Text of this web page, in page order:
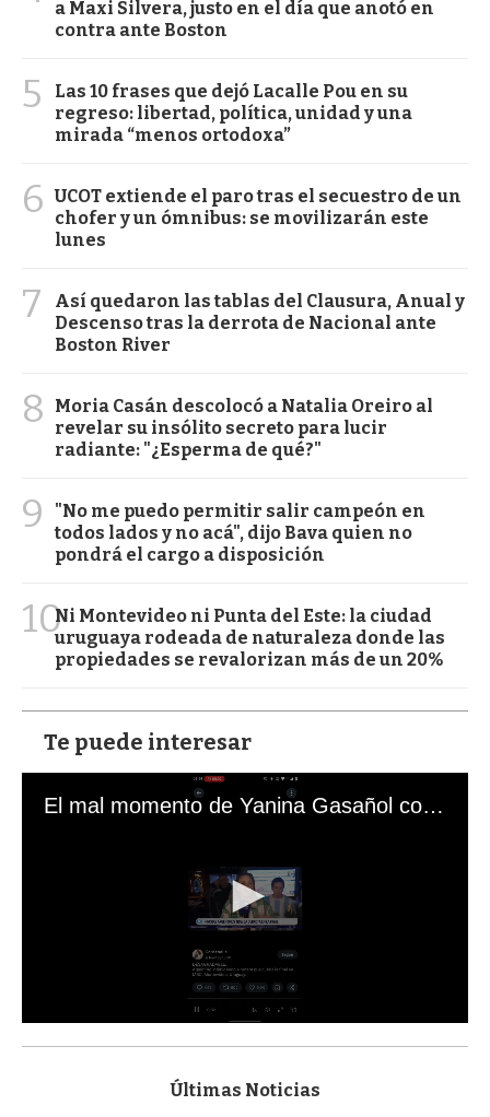
a Maxi Silvera, justo en el día que anotó en
contra ante Boston
5
Las 10 frases que dejó Lacalle Pou en su
regreso: libertad, política, unidad y una
mirada “menos ortodoxa”
6 UCOT extiende el paro tras el secuestro de un
chofer y un ómnibus: se movilizarán este
lunes
7
Así quedaron las tablas del Clausura, Anual y
Descenso tras la derrota de Nacional ante
Boston River
8
Moria Casán descolocó a Natalia Oreiro al
revelar su insólito secreto para lucir
radiante: "¿Esperma de qué?"
9
"No me puedo permitir salir campeón en
todos lados y no acá", dijo Bava quien no
pondrá el cargo a disposición
10Ni Montevideo ni Punta del Este: la ciudad
uruguaya rodeada de naturaleza donde las
propiedades se revalorizan más de un 20%
Te puede interesar
El mal momento de Yanina Gasañol con un hincha argentino en "Subrayado"
s
Últimas Noticias